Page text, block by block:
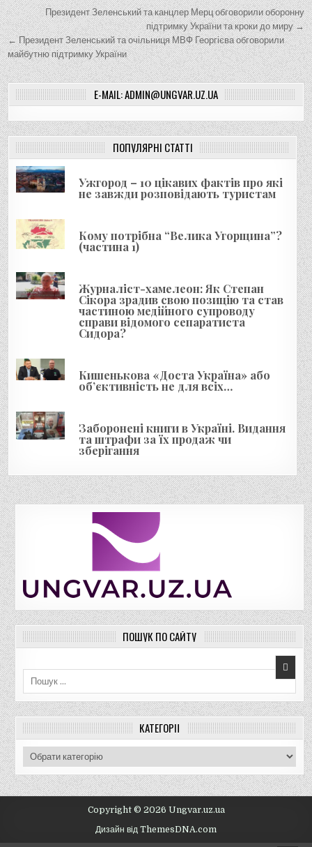
Н
а
в
і
г
а
ц
і
я
з
а
п
и
с
і
в
Президент Зеленський та канцлер Мерц обговорили оборонну
підтримку України та кроки до миру →
← Президент Зеленський та очільниця МВФ Георгієва обговорили
майбутню підтримку України
E-MAIL: ADMIN@UNGVAR.UZ.UA
ПОПУЛЯРНІ СТАТТІ
Ужгород – 10 цікавих фактів про які
не завжди розповідають туристам
Кому потрібна “Велика Угорщина”?
(частина 1)
Журналіст-хамелеон: Як Степан
Сікора зрадив свою позицію та став
частиною медійного супроводу
справи відомого сепаратиста
Сидора?
Кишенькова «Доста Україна» або
об’єктивність не для всіх…
Заборонені книги в Україні. Видання
та штрафи за їх продаж чи
зберігання
ПОШУК ПО САЙТУ
КАТЕГОРІЇ
а
т
е
Copyright © 2026 Ungvar.uz.ua
Дизайн від ThemesDNA.com